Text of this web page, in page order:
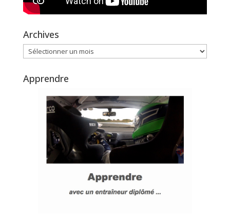
Archives
Archives
Apprendre